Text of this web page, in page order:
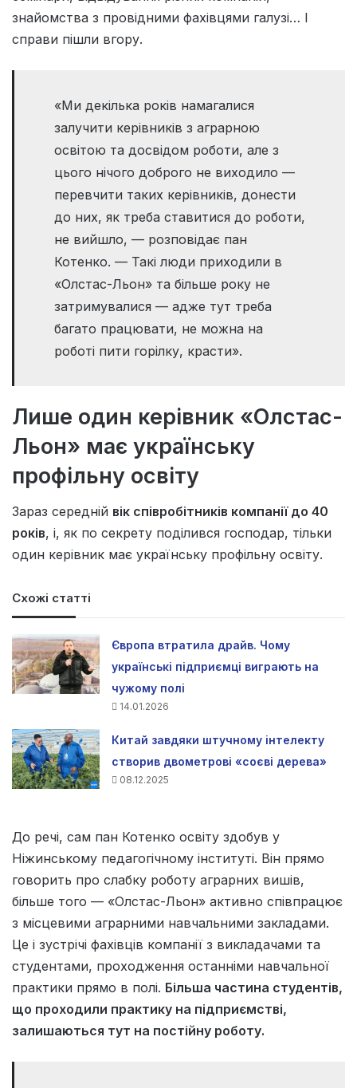
знайомства з провідними фахівцями галузі… І
справи пішли вгору.
«Ми декілька років намагалися
залучити керівників з аграрною
освітою та досвідом роботи, але з
цього нічого доброго не виходило —
перевчити таких керівників, донести
до них, як треба ставитися до роботи,
не вийшло, — розповідає пан
Котенко. — Такі люди приходили в
«Олстас-Льон» та більше року не
затримувалися — адже тут треба
багато працювати, не можна на
роботі пити горілку, красти».
Лише один керівник «Олстас-
Льон» має українську
профільну освіту
Зараз середній вік співробітників компанії до 40
років, і, як по секрету поділився господар, тільки
один керівник має українську профільну освіту.
Схожі статті
Європа втратила драйв. Чому
українські підприємці виграють на
чужому полі
14.01.2026
Китай завдяки штучному інтелекту
створив двометрові «соєві дерева»
08.12.2025
До речі, сам пан Котенко освіту здобув у
Ніжинському педагогічному інституті. Він прямо
говорить про слабку роботу аграрних вишів,
більше того — «Олстас-Льон» активно співпрацює
з місцевими аграрними навчальними закладами.
Це і зустрічі фахівців компанії з викладачами та
студентами, проходження останніми навчальної
практики прямо в полі. Більша частина студентів,
що проходили практику на підприємстві,
залишаються тут на постійну роботу.